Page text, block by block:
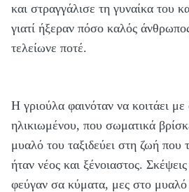
και στραγγάλισε τη γυναίκα του
γιατί ήξεραν πόσο καλός
τελείωνε ποτέ.
Η γριούλα φαινόταν να κοιτάει
ηλικιωμένου, που σωματικά
μυαλό του ταξιδεύει στη ζωή που
ήταν νέος και ξένοιαστος.
φεύγαν σα κύματα, μες στο μυαλό